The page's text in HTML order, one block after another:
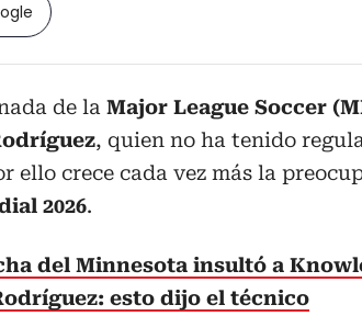
de la Major League Soccer
, quien no ha tenido
ello crece cada vez más la
2026.
del Minnesota insultó a
esto dijo el técnico